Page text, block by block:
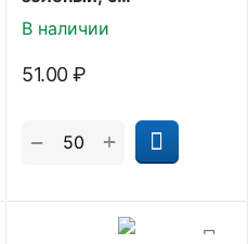
поддоном(ф24)
В наличии
51.00 ₽
+
−